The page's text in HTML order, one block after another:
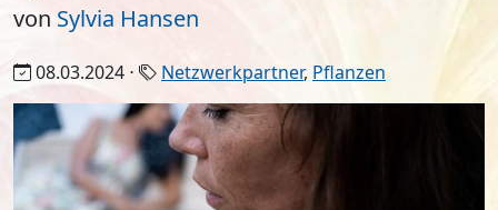
von Sylvia Hansen
08.03.2024 ⋅ Netzwerkpartner, Pflanzen